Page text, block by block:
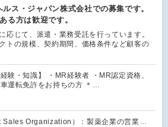
ス・ジャパン株式会社での募集です。
る方は歓迎です。
応じて、派遣・業務受託を行っています。
トの規模、契約期間、価格条件など顧客の
経験・知識】 ・MR経験者 ・MR認定資格、
運転免許をお持ちの方 ＊…
Sales Organization）：製薬企業の営業…